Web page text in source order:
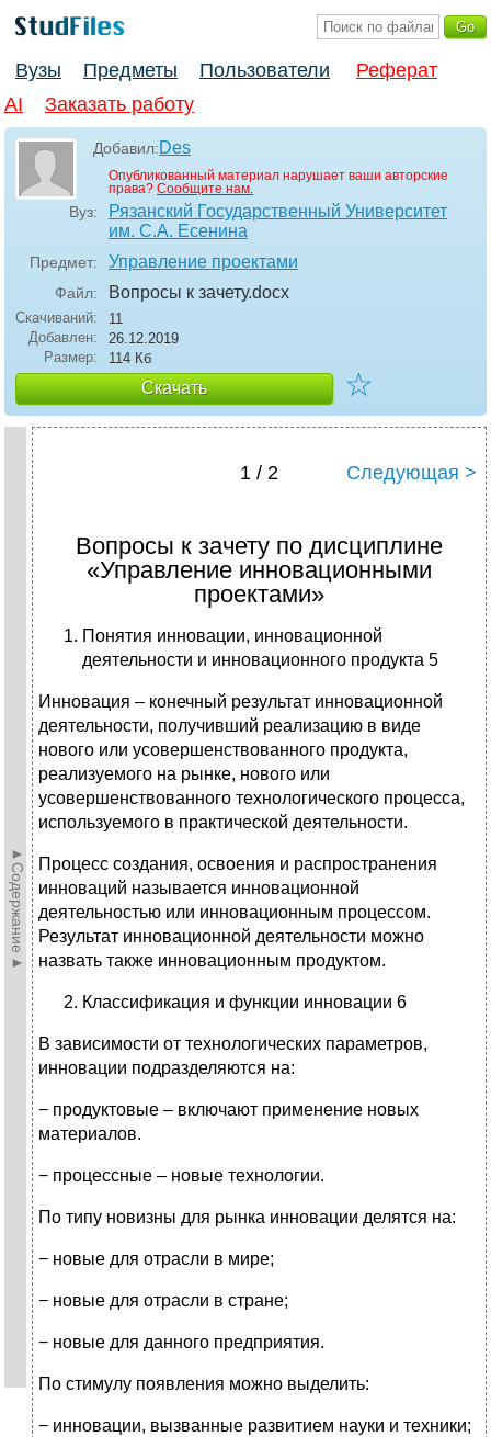
Вузы Предметы Пользователи
Реферат
AI
Заказать работу
Добавил:Des
Опубликованный материал нарушает ваши авторские
права? Сообщите нам.
Вуз:
Рязанский Государственный Университет
им. С.А. Есенина
Предмет: Управление проектами
Файл: Вопросы к зачету.docx
Скачиваний:
11
Добавлен:
26.12.2019
Размер:
114 Кб
Скачать ☆
►Содержание►
1 / 2 Следующая >
Вопросы к зачету по дисциплине
«Управление инновационными
проектами»
Понятия инновации, инновационной
деятельности и инновационного продукта 5
Инновация – конечный результат инновационной
деятельности, получивший реализацию в виде
нового или усовершенствованного продукта,
реализуемого на рынке, нового или
усовершенствованного технологического процесса,
используемого в практической деятельности.
Процесс создания, освоения и распространения
инноваций называется инновационной
деятельностью или инновационным процессом.
Результат инновационной деятельности можно
назвать также инновационным продуктом.
Классификация и функции инновации 6
В зависимости от технологических параметров,
инновации подразделяются на:
− продуктовые – включают применение новых
материалов.
− процессные – новые технологии.
По типу новизны для рынка инновации делятся на:
− новые для отрасли в мире;
− новые для отрасли в стране;
− новые для данного предприятия.
По стимулу появления можно выделить:
− инновации, вызванные развитием науки и техники;